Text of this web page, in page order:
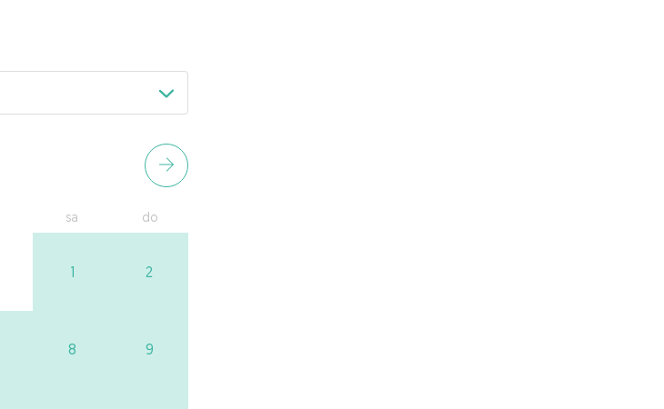
sa do
1 2
8 9